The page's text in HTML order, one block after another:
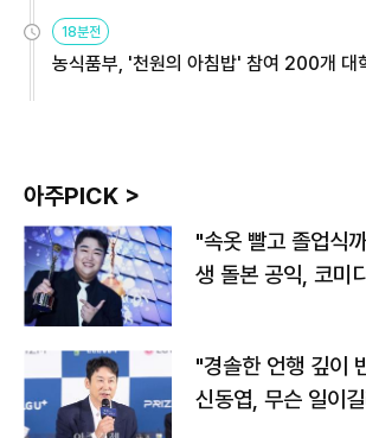
원
18분전
농식품부, '천원의 아침밥' 참여 200개 대
아주PICK >
"속옷 빨고 졸업식
생 돌본 공익, 코미
"경솔한 언행 깊이
신동엽, 무슨 일이